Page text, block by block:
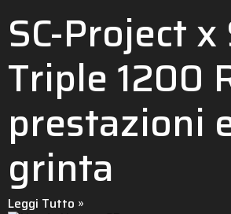
SC-Project
Triple 1200
prestazioni
grinta
Leggi Tutto »